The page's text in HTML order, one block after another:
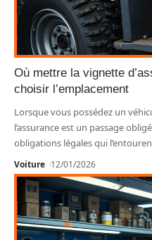
Où mettre la vignette
choisir l’emplacement
Lorsque vous possédez un
l’assurance est un passage
obligations légales qui
Voiture 12/01/2026